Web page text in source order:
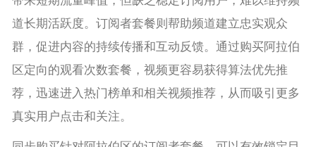
道长期活跃度。订阅者套餐则帮助频道建立忠实观众
群，促进内容的持续传播和互动反馈。通过购买阿拉伯
区定向的观看次数套餐，视频更容易获得算法优先推
荐，迅速进入热门榜单和相关视频推荐，从而吸引更多
真实用户点击和关注。